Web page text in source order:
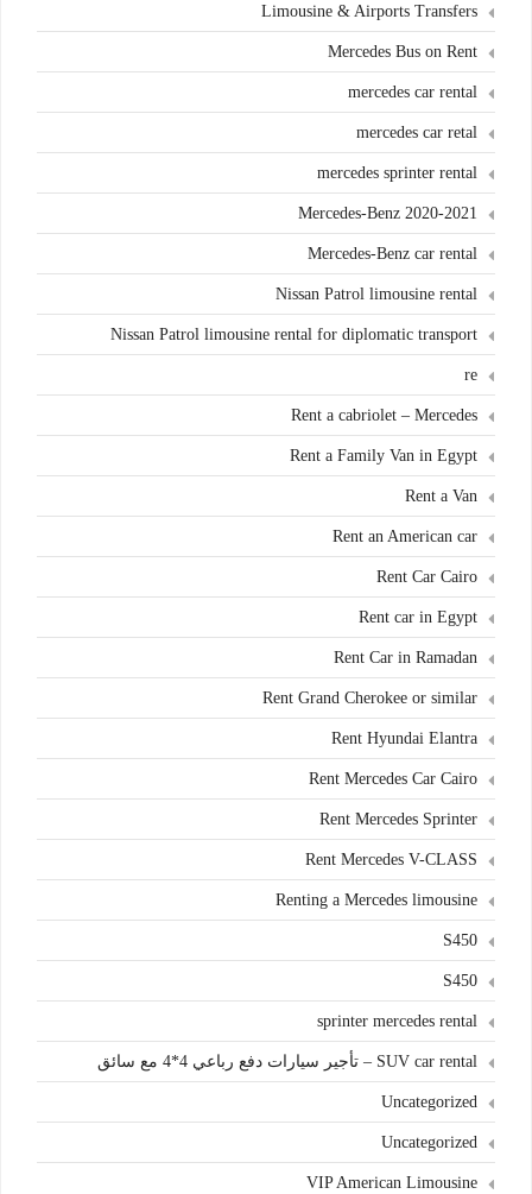
Limousine & Airports Transfers
Mercedes Bus on Rent
mercedes car rental
mercedes car retal
mercedes sprinter rental
Mercedes-Benz 2020-2021
Mercedes-Benz car rental
Nissan Patrol limousine rental
Nissan Patrol limousine rental for diplomatic transport
re
Rent a cabriolet – Mercedes
Rent a Family Van in Egypt
Rent a Van
Rent an American car
Rent Car Cairo
Rent car in Egypt
Rent Car in Ramadan
Rent Grand Cherokee or similar
Rent Hyundai Elantra
Rent Mercedes Car Cairo
Rent Mercedes Sprinter
Rent Mercedes V-CLASS
Renting a Mercedes limousine
S450
S450
sprinter mercedes rental
SUV car rental – تأجير سيارات دفع رباعي 4*4 مع سائق
Uncategorized
Uncategorized
VIP American Limousine